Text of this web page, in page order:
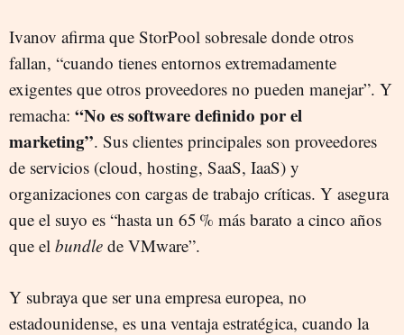
Ivanov afirma que StorPool sobresale donde otros
fallan, “cuando tienes entornos extremadamente
exigentes que otros proveedores no pueden manejar”. Y
remacha: “No es software definido por el
marketing”. Sus clientes principales son proveedores
de servicios (cloud, hosting, SaaS, IaaS) y
organizaciones con cargas de trabajo críticas. Y asegura
que el suyo es “hasta un 65 % más barato a cinco años
que el bundle de VMware”.
Y subraya que ser una empresa europea, no
estadounidense, es una ventaja estratégica, cuando la